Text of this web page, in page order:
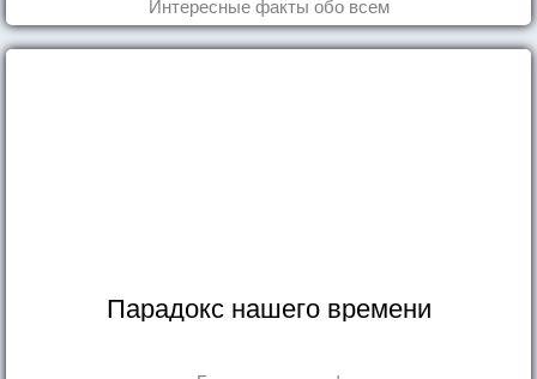
Интересные факты обо всем
Парадокс нашего времени